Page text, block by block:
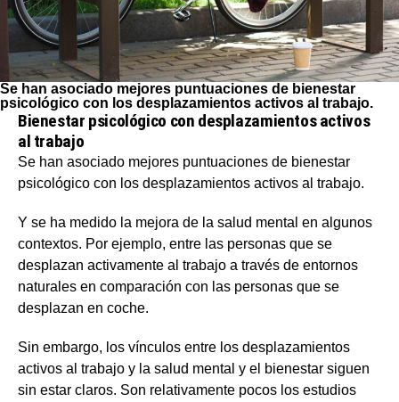
Se han asociado mejores puntuaciones de bienestar
psicológico con los desplazamientos activos al trabajo.
Bienestar psicológico con desplazamientos activos
al trabajo
Se han asociado mejores puntuaciones de bienestar
psicológico con los desplazamientos activos al trabajo.
Y se ha medido la mejora de la salud mental en algunos
contextos. Por ejemplo, entre las personas que se
desplazan activamente al trabajo a través de entornos
naturales en comparación con las personas que se
desplazan en coche.
Sin embargo, los vínculos entre los desplazamientos
activos al trabajo y la salud mental y el bienestar siguen
sin estar claros. Son relativamente pocos los estudios